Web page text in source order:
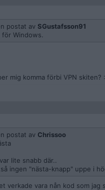
postat av SGustafsson91
Windows.
mig komma förbi VPN skiten?
postat av Chrissoo
lite snabb där..
ingen "nästa-knapp" uppe i
verkade vara nån kod som jag